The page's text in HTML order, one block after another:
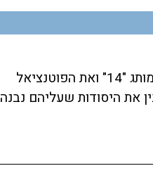
כדי להבין לעומק את עוצמת המותג "14" ואת הפוטנציאל
את היסודות שעליהם נבנה